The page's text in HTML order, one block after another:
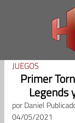
JUEGOS
Primer
Legends
porDaniel
04/05/2021